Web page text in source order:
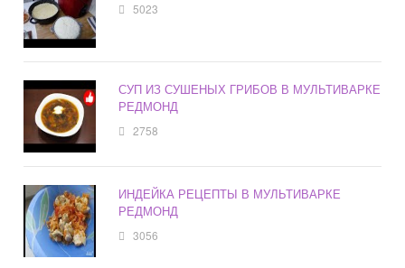
5023
СУП ИЗ СУШЕНЫХ ГРИБОВ В МУЛЬТИВАРКЕ
РЕДМОНД
2758
ИНДЕЙКА РЕЦЕПТЫ В МУЛЬТИВАРКЕ
РЕДМОНД
3056